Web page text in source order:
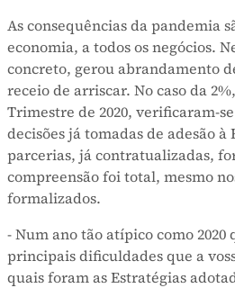
As consequências da pandemia
economia, a todos os negócios.
concreto, gerou abrandamento
receio de arriscar. No caso da
Trimestre de 2020, verificaram-
decisões já tomadas de adesão à
parcerias, já contratualizadas,
compreensão foi total, mesmo
formalizados.
- Num ano tão atípico como 2020
principais dificuldades que a
quais foram as Estratégias